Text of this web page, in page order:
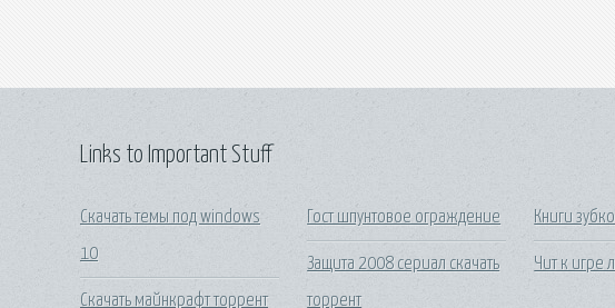
Links to Important Stuff
Скачать темы под windows
10
Скачать майнкрафт торрент
Гост шпунтовое ограждение
Защита 2008 сериал скачать
торрент
Книги
Чит к игре